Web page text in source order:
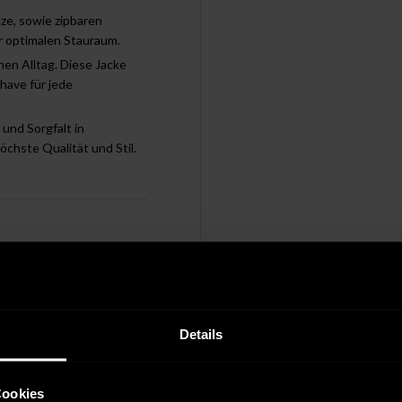
Details
sowie zipbaren
Stauraum.
Alltag. Diese Jacke
für jede
Sorgfalt in
Qualität und Stil.